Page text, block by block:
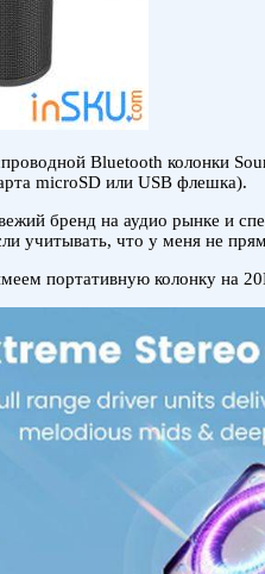
Bluetooth колонки
microSD или USB флешка).
бренд на аудио рынке и
учитывать, что у меня не
портативную колонку на